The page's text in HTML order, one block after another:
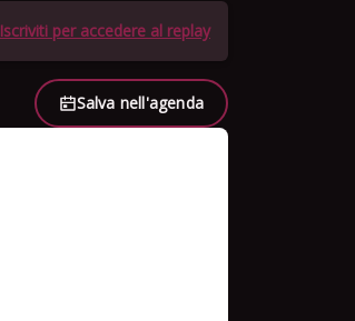
Iscriviti per accedere al replay
Salva nell'agenda